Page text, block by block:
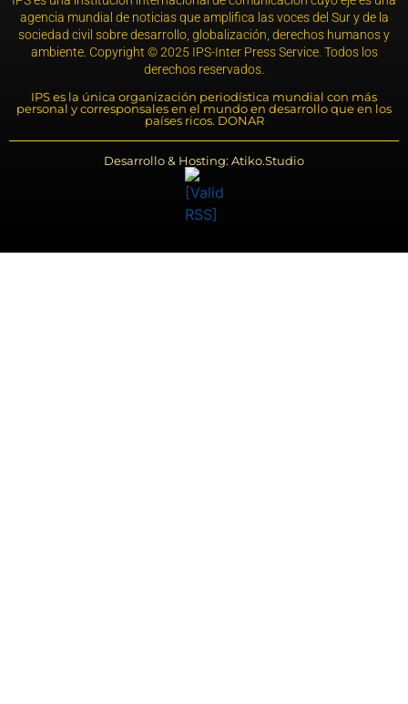
agencia mundial de noticias que amplifica las voces del Sur y de la
sociedad civil sobre desarrollo, globalización, derechos humanos y
ambiente. Copyright © 2025 IPS-Inter Press Service. Todos los
derechos reservados.
IPS es la única organización periodística mundial con más
personal y corresponsales en el mundo en desarrollo que en los
países ricos. DONAR
Desarrollo & Hosting: Atiko.Studio